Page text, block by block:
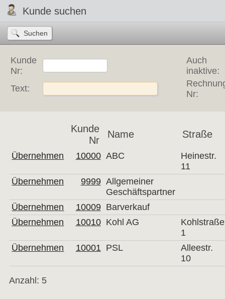
Kunde suchen
Kunde
Nr:
Auch
inaktive:
Text:
Nr:
Kunde
Nr
Name Straße
Übernehmen 10000 ABC
Heinestr.
11
Übernehmen
9999 Allgemeiner
Geschäftspartner
Übernehmen
10009 Barverkauf
Übernehmen
10010 Kohl AG
Kohlstraße
1
Übernehmen
10001 PSL
Alleestr.
10
Anzahl: 5